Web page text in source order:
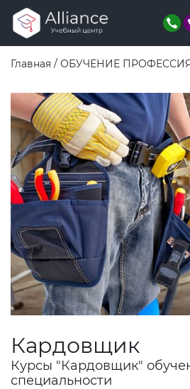
Главная / ОБУЧЕНИЕ
Кардовщик
Курсы "Кардовщик"
специальности